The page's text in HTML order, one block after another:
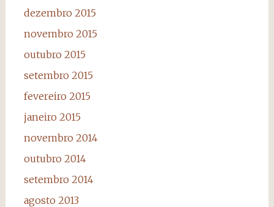
dezembro 2015
novembro 2015
outubro 2015
setembro 2015
fevereiro 2015
janeiro 2015
novembro 2014
outubro 2014
setembro 2014
agosto 2013